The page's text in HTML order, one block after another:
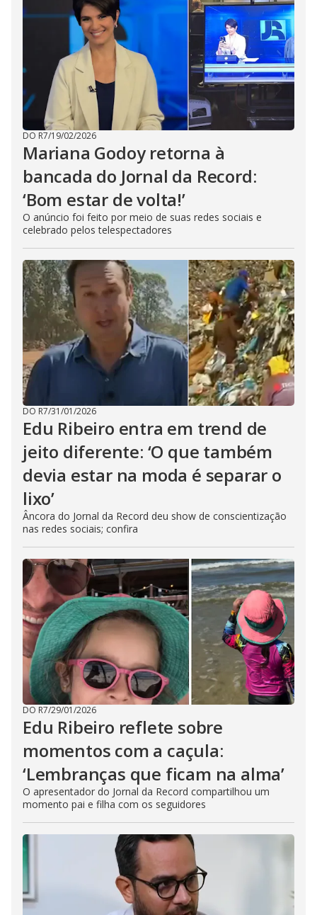
DO R7/19/02/2026
Mariana Godoy retorna à
bancada do Jornal da Record:
‘Bom estar de volta!’
O anúncio foi feito por meio de suas redes sociais e
celebrado pelos telespectadores
DO R7/31/01/2026
Edu Ribeiro entra em trend de
jeito diferente: ‘O que também
devia estar na moda é separar o
lixo’
Âncora do Jornal da Record deu show de conscientização
nas redes sociais; confira
DO R7/29/01/2026
Edu Ribeiro reflete sobre
momentos com a caçula:
‘Lembranças que ficam na alma’
O apresentador do Jornal da Record compartilhou um
momento pai e filha com os seguidores